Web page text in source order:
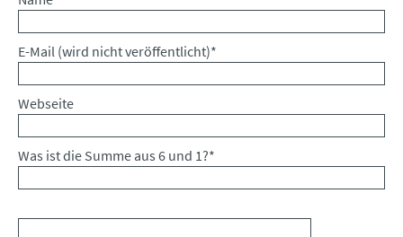
Pflichtfeld
E-Mail (wird nicht veröffentlicht)*
Webseite
Was ist die Summe aus 6 und 1?*